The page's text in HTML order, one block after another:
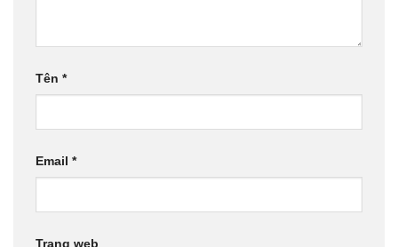
Tên *
Email *
Trang web